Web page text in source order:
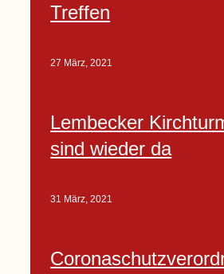
Treffen
27 März, 2021
Lembecker
sind wieder da
31 März, 2021